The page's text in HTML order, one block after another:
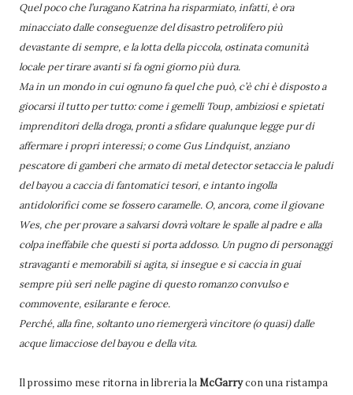
Quel poco che l’uragano Katrina ha risparmiato, infatti, è ora
minacciato dalle conseguenze del disastro petrolifero più
devastante di sempre, e la lotta della piccola, ostinata comunità
locale per tirare avanti si fa ogni giorno più dura.
Ma in un mondo in cui ognuno fa quel che può, c’è chi è disposto a
giocarsi il tutto per tutto: come i gemelli Toup, ambiziosi e spietati
imprenditori della droga, pronti a sfidare qualunque legge pur di
affermare i propri interessi; o come Gus Lindquist, anziano
pescatore di gamberi che armato di metal detector setaccia le paludi
del bayou a caccia di fantomatici tesori, e intanto ingolla
antidolorifici come se fossero caramelle. O, ancora, come il giovane
Wes, che per provare a salvarsi dovrà voltare le spalle al padre e alla
colpa ineffabile che questi si porta addosso. Un pugno di personaggi
stravaganti e memorabili si agita, si insegue e si caccia in guai
sempre più seri nelle pagine di questo romanzo convulso e
commovente, esilarante e feroce.
Perché, alla fine, soltanto uno riemergerà vincitore (o quasi) dalle
acque limacciose del bayou e della vita.
Il prossimo mese ritorna in libreria laMcGarrycon una ristampa